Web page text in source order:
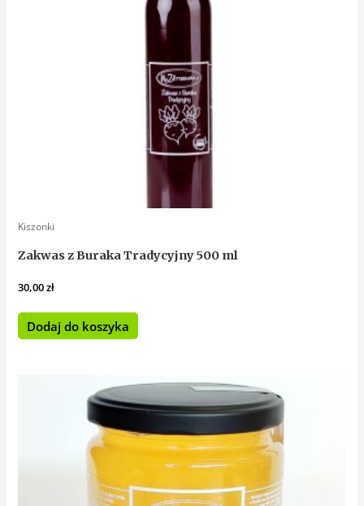
Kiszonki
Zakwas z Buraka Tradycyjny 500 ml
30,00zł
Dodaj do koszyka